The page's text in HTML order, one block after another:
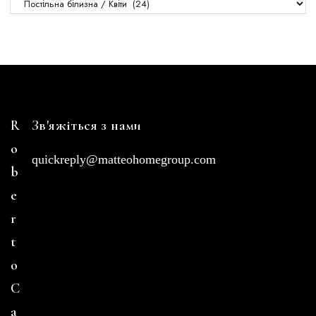
R
o
b
e
r
t
o
C
a
Зв'яжіться з нами
quickreply@matteohomegroup.com